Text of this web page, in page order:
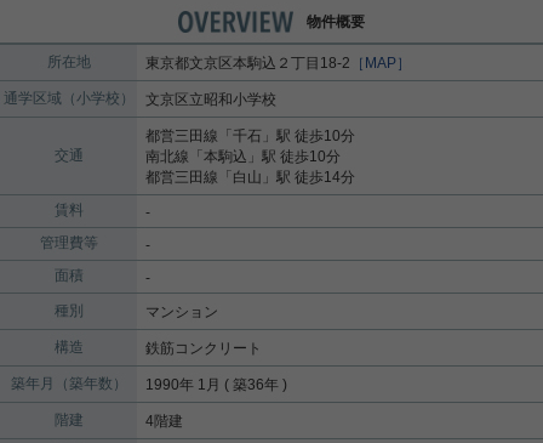
物件概要
所在地 東京都文京区本駒込 ２丁目18-2 ［MAP］
通学区域（小学校） 文京区立昭和小学校
交通
都営三田線 「千石 」駅 徒歩10分
南北線 「本駒込 」駅 徒歩10分
都営三田線 「白山 」駅 徒歩14分
賃料
-
管理費等
-
面積
-
種別
マンション
構造 鉄筋コンクリート
築年月（築年数） 1990年 1月 ( 築36年 )
階建
4階建